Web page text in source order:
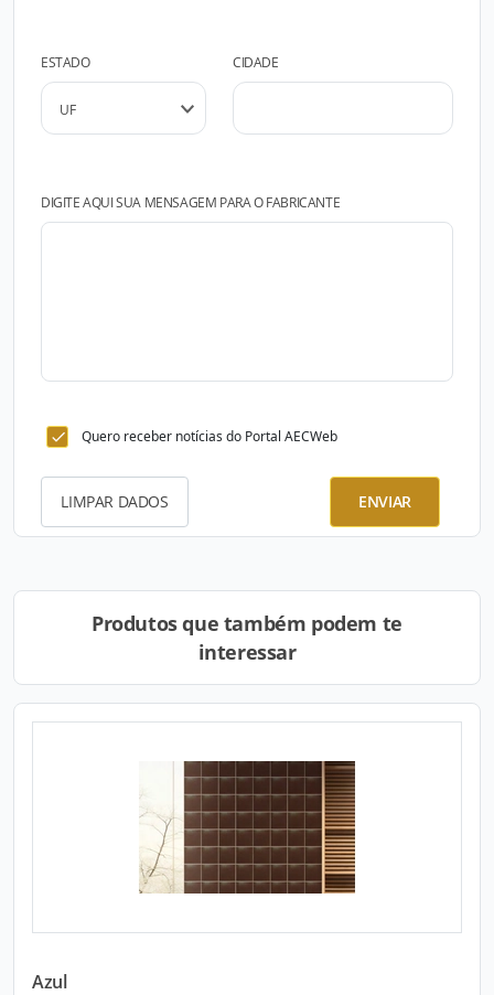
ESTADO CIDADE
DIGITE AQUI SUA MENSAGEM PARA O FABRICANTE
Quero receber notícias do Portal AECWeb
LIMPAR DADOS ENVIAR
Produtos que também podem te
interessar
Azul